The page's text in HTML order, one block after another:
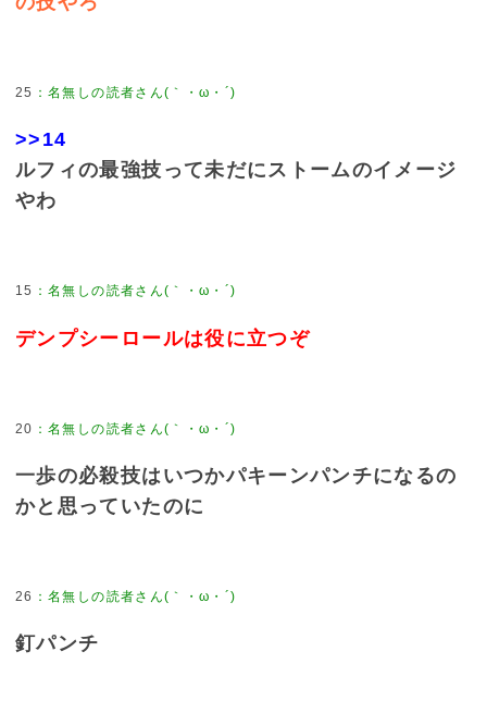
25
>>14
ルフィの最強技って未だにストームのイメージ
やわ
15
デンプシーロールは役に立つぞ
20
一歩の必殺技はいつかパキーンパンチになるの
かと思っていたのに
26
釘パンチ